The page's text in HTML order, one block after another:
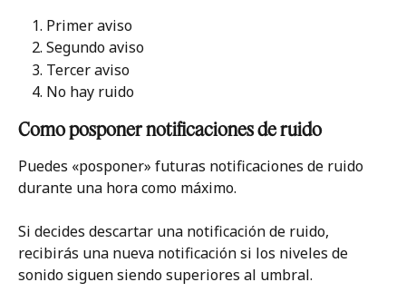
Primer aviso
Segundo aviso
Tercer aviso
No hay ruido
Como posponer notificaciones de ruido
Puedes «posponer» futuras notificaciones de ruido
durante una hora como máximo.
Si decides descartar una notificación de ruido,
recibirás una nueva notificación si los niveles de
sonido siguen siendo superiores al umbral.